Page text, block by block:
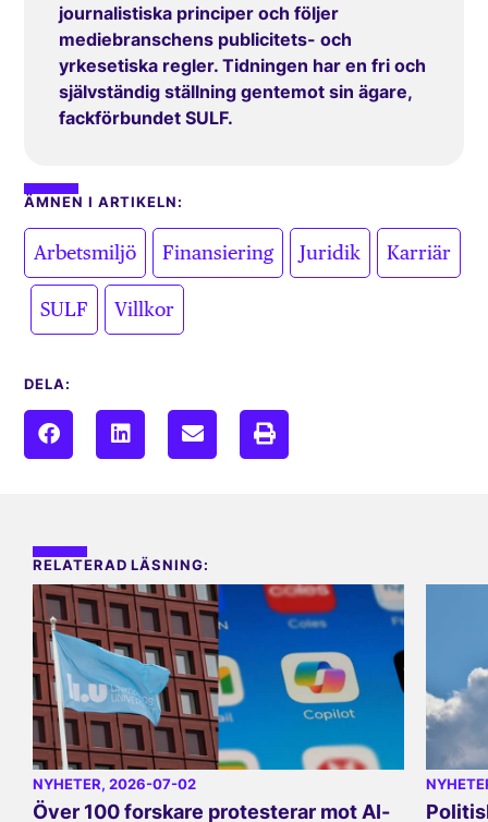
journalistiska principer och följer
mediebranschens publicitets- och
yrkesetiska regler. Tidningen har en fri och
självständig ställning gentemot sin ägare,
fackförbundet SULF.
ÄMNEN I ARTIKELN:
Arbetsmiljö Finansiering Juridik Karriär
SULF Villkor
DELA:
RELATERAD LÄSNING:
NYHETER, 2026-07-02
Över 100 forskare protesterar mot AI-